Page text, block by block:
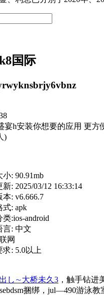
国际
宴h安装你想要的应用 更方
)
小: 90.91mb
新: 2025/03/12 16:33:14
本: v6.666.7
式: apk
类:ios-android
言: 中文
网
求: 5.0以上
し∼大桥未久3 ，触手钻进
捆绑，jul—490游泳教